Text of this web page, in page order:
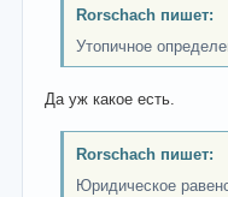
Rorschach пишет:
Утопичное
Да уж какое есть.
Rorschach пишет:
Юридическое